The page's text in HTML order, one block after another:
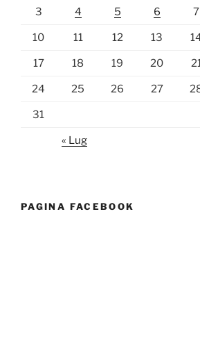
3 4 5 6 7
10 11 12 13
17 18 19 20
24 25 26 27
31
« Lug
PAGINA FACEBOOK